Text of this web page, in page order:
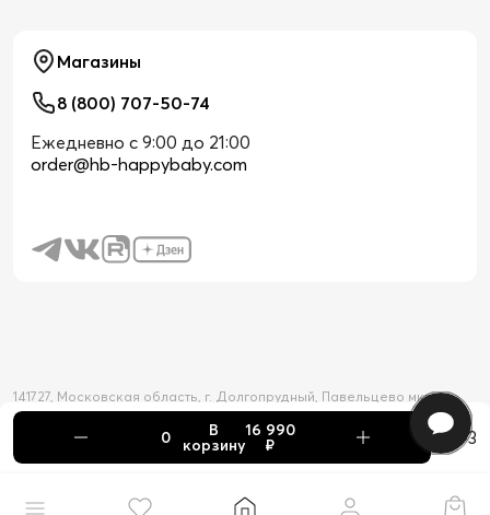
В
корзину
16 990
₽ +3
Товар добавлен в корзину
Магазины
8 (800) 707-50-74
Ежедневно с 9:00 до 21:00
order@hb-happybaby.com
141727, Московская область, г. Долгопрудный, Павельцево мкр-н,
Новое шоссе, д. 56
2026 © Официальный интернет-магазин Happy Baby